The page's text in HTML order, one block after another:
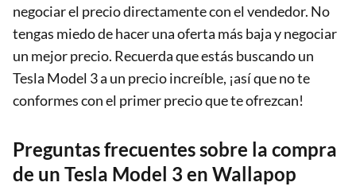
negociar el precio directamente con el vendedor. No
tengas miedo de hacer una oferta más baja y negociar
un mejor precio. Recuerda que estás buscando un
Tesla Model 3 a un precio increíble, ¡así que no te
conformes con el primer precio que te ofrezcan!
Preguntas frecuentes sobre la compra
de un Tesla Model 3 en Wallapop